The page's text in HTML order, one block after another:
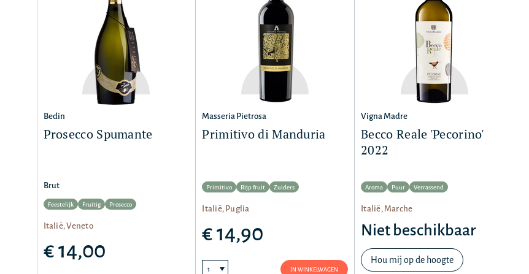
Bedin
Prosecco Spumante
Brut
Feestelijk Fruitig Prosecco
Italië, Veneto
€ 14,00
Masseria Pietrosa
Primitivo di Manduria
Primitivo Rijp fruit Zuiders
Italië, Puglia
€ 14,90
IN WINKELWAGEN
Vigna Madre
Becco Reale 'Pecorino'
2022
Aroma Puur Verrassend
Italië, Marche
Niet beschikbaar
Hou mij op de hoogte